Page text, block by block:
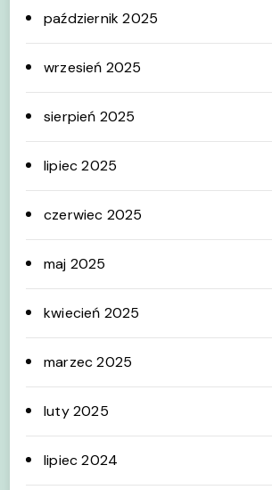
październik 2025
wrzesień 2025
sierpień 2025
lipiec 2025
czerwiec 2025
maj 2025
kwiecień 2025
marzec 2025
luty 2025
lipiec 2024